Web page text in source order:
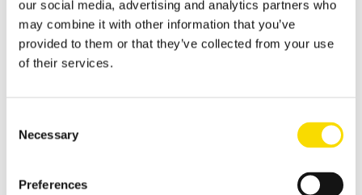
our social media, advertising and analytics partners who
may combine it with other information that you’ve
provided to them or that they’ve collected from your use
of their services.
Selection
Necessary
Preferences
Abfallsortierung - die passenden Lösungen für vielfältige
Anforderungen
Glas Recycling
Unsere speziell für den Bergbau entwickelten Sortiergeräte
Metall Recycling Übersicht